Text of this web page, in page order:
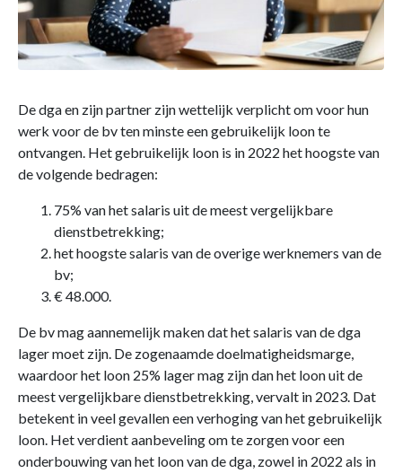
De dga en zijn partner zijn wettelijk verplicht om voor hun
werk voor de bv ten minste een gebruikelijk loon te
ontvangen. Het gebruikelijk loon is in 2022 het hoogste van
de volgende bedragen:
75% van het salaris uit de meest vergelijkbare
dienstbetrekking;
het hoogste salaris van de overige werknemers van de
bv;
€ 48.000.
De bv mag aannemelijk maken dat het salaris van de dga
lager moet zijn. De zogenaamde doelmatigheidsmarge,
waardoor het loon 25% lager mag zijn dan het loon uit de
meest vergelijkbare dienstbetrekking, vervalt in 2023. Dat
betekent in veel gevallen een verhoging van het gebruikelijk
loon. Het verdient aanbeveling om te zorgen voor een
onderbouwing van het loon van de dga, zowel in 2022 als in